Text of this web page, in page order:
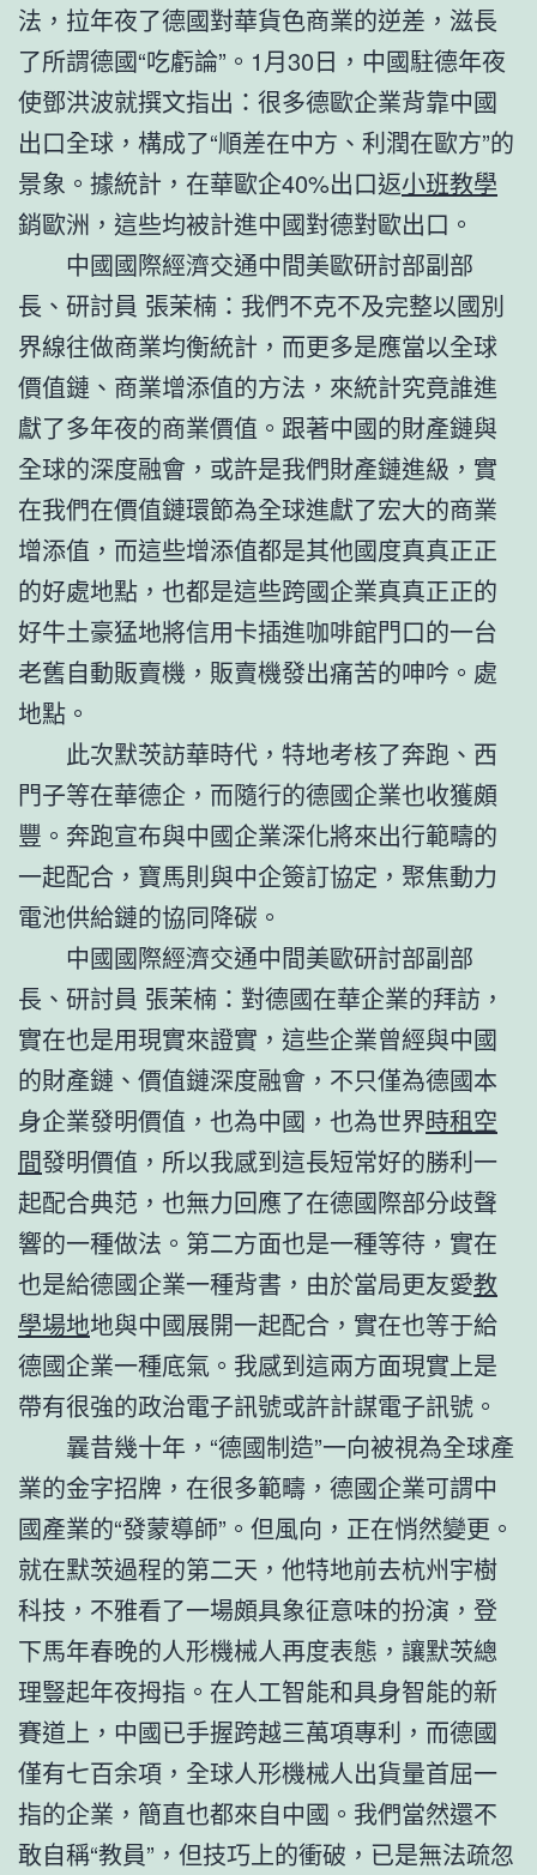
法，拉年夜了德國對華貨色商業的逆差，滋長
了所謂德國“吃虧論”。1月30日，中國駐德年夜
使鄧洪波就撰文指出：很多德歐企業背靠中國
出口全球，構成了“順差在中方、利潤在歐方”的
景象。據統計，在華歐企40%出口返小班教學
銷歐洲，這些均被計進中國對德對歐出口。
中國國際經濟交通中間美歐研討部副部
長、研討員 張茉楠：我們不克不及完整以國別
界線往做商業均衡統計，而更多是應當以全球
價值鏈、商業增添值的方法，來統計究竟誰進
獻了多年夜的商業價值。跟著中國的財產鏈與
全球的深度融會，或許是我們財產鏈進級，實
在我們在價值鏈環節為全球進獻了宏大的商業
增添值，而這些增添值都是其他國度真真正正
的好處地點，也都是這些跨國企業真真正正的
好牛土豪猛地將信用卡插進咖啡館門口的一台
老舊自動販賣機，販賣機發出痛苦的呻吟。處
地點。
此次默茨訪華時代，特地考核了奔跑、西
門子等在華德企，而隨行的德國企業也收獲頗
豐。奔跑宣布與中國企業深化將來出行範疇的
一起配合，寶馬則與中企簽訂協定，聚焦動力
電池供給鏈的協同降碳。
中國國際經濟交通中間美歐研討部副部
長、研討員 張茉楠：對德國在華企業的拜訪，
實在也是用現實來證實，這些企業曾經與中國
的財產鏈、價值鏈深度融會，不只僅為德國本
身企業發明價值，也為中國，也為世界時租空
間發明價值，所以我感到這長短常好的勝利一
起配合典范，也無力回應了在德國際部分歧聲
響的一種做法。第二方面也是一種等待，實在
也是給德國企業一種背書，由於當局更友愛教
學場地地與中國展開一起配合，實在也等于給
德國企業一種底氣。我感到這兩方面現實上是
帶有很強的政治電子訊號或許計謀電子訊號。
曩昔幾十年，“德國制造”一向被視為全球產
業的金字招牌，在很多範疇，德國企業可謂中
國產業的“發蒙導師”。但風向，正在悄然變更。
就在默茨過程的第二天，他特地前去杭州宇樹
科技，不雅看了一場頗具象征意味的扮演，登
下馬年春晚的人形機械人再度表態，讓默茨總
理豎起年夜拇指。在人工智能和具身智能的新
賽道上，中國已手握跨越三萬項專利，而德國
僅有七百余項，全球人形機械人出貨量首屈一
指的企業，簡直也都來自中國。我們當然還不
敢自稱“教員”，但技巧上的衝破，已是無法疏忽